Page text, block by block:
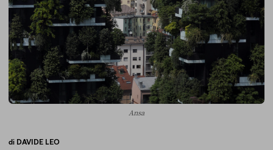
Ansa
di DAVIDE LEO